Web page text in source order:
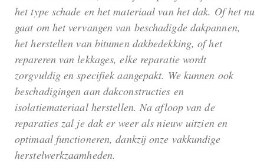
het type schade en het materiaal van het dak. Of het nu
gaat om het vervangen van beschadigde dakpannen,
het herstellen van bitumen dakbedekking, of het
repareren van lekkages, elke reparatie wordt
zorgvuldig en specifiek aangepakt. We kunnen ook
beschadigingen aan dakconstructies en
isolatiemateriaal herstellen. Na afloop van de
reparaties zal je dak er weer als nieuw uitzien en
optimaal functioneren, dankzij onze vakkundige
herstelwerkzaamheden.